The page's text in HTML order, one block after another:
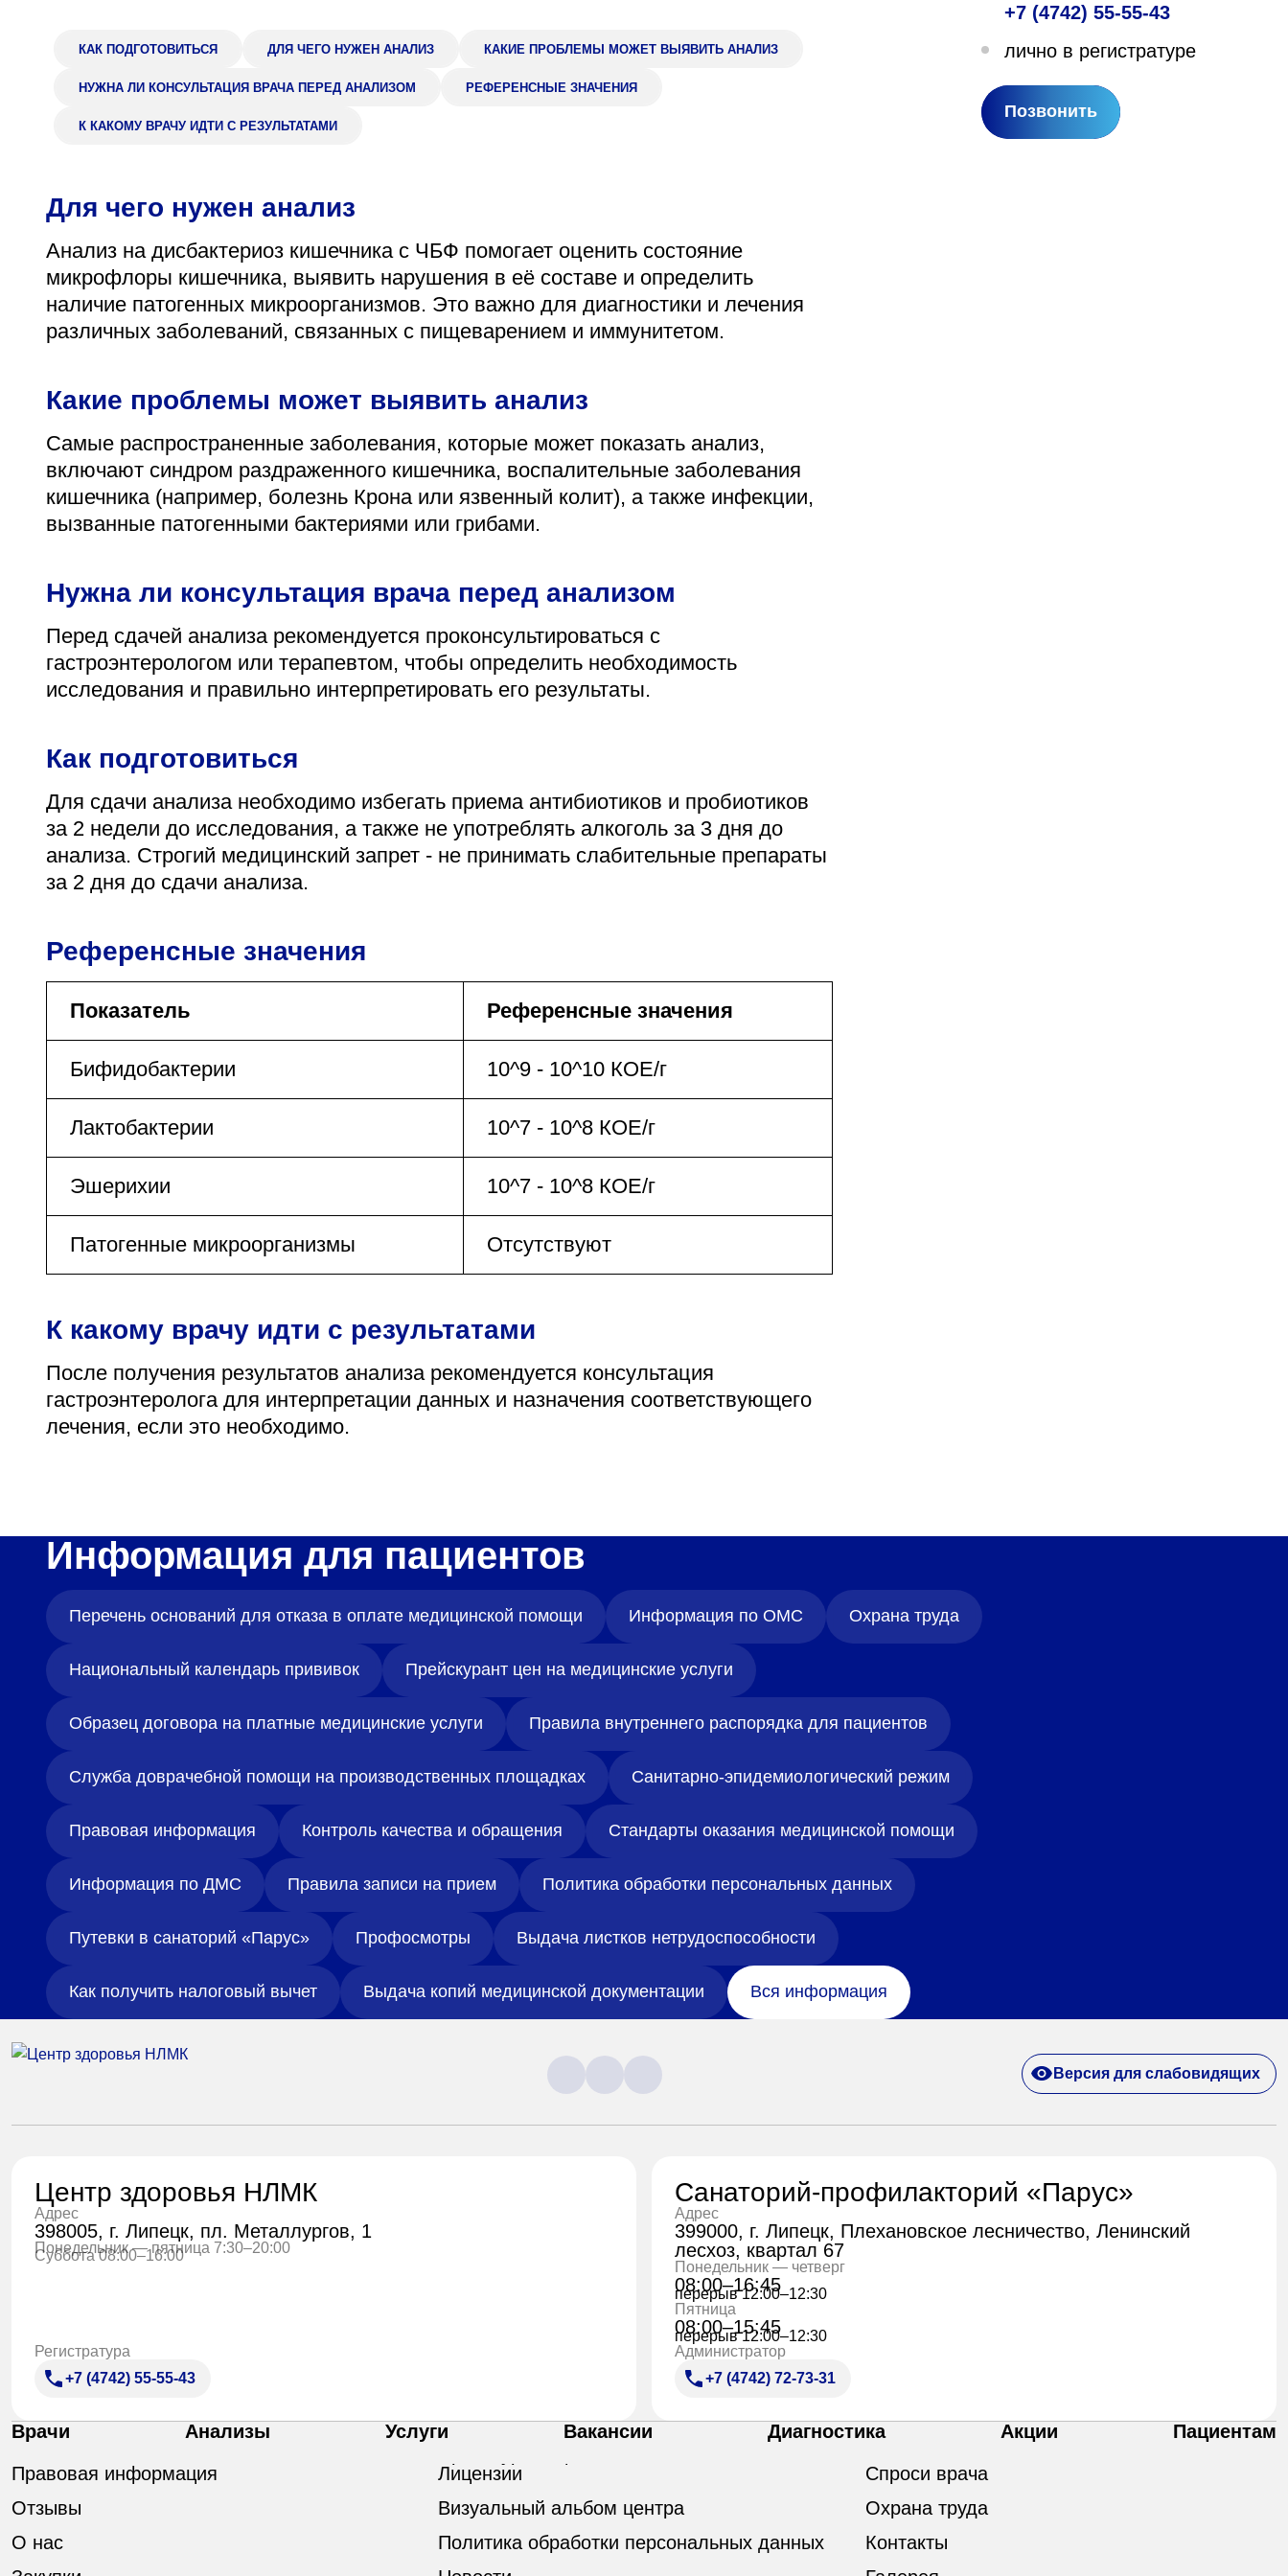
398005, г. Липецк, пл. Металлургов, 1
Регистратура
399000, г. Липецк, Плехановское лесничество,
КАК ПОДГОТОВИТЬСЯ ДЛЯ ЧЕГО НУЖЕН АНАЛИЗ КАКИЕ ПРОБЛЕМЫ МОЖЕТ ВЫЯВИТЬ АНАЛИЗ
НУЖНА ЛИ КОНСУЛЬТАЦИЯ ВРАЧА ПЕРЕД АНАЛИЗОМ РЕФЕРЕНСНЫЕ ЗНАЧЕНИЯ
К КАКОМУ ВРАЧУ ИДТИ С РЕЗУЛЬТАТАМИ
Для чего нужен анализ
Анализ на дисбактериоз кишечника с ЧБФ помогает оценить состояние
микрофлоры кишечника, выявить нарушения в её составе и определить
наличие патогенных микроорганизмов. Это важно для диагностики и лечения
различных заболеваний, связанных с пищеварением и иммунитетом.
Какие проблемы может выявить анализ
Самые распространенные заболевания, которые может показать анализ,
включают синдром раздраженного кишечника, воспалительные заболевания
кишечника (например, болезнь Крона или язвенный колит), а также инфекции,
вызванные патогенными бактериями или грибами.
Нужна ли консультация врача перед анализом
Перед сдачей анализа рекомендуется проконсультироваться с
гастроэнтерологом или терапевтом, чтобы определить необходимость
исследования и правильно интерпретировать его результаты.
Как подготовиться
Для сдачи анализа необходимо избегать приема антибиотиков и пробиотиков
за 2 недели до исследования, а также не употреблять алкоголь за 3 дня до
анализа. Строгий медицинский запрет - не принимать слабительные препараты
за 2 дня до сдачи анализа.
Референсные значения
Показатель Референсные значения
Бифидобактерии 10^9 - 10^10 КОЕ/г
Лактобактерии 10^7 - 10^8 КОЕ/г
Эшерихии 10^7 - 10^8 КОЕ/г
Патогенные микроорганизмы Отсутствуют
К какому врачу идти с результатами
После получения результатов анализа рекомендуется консультация
гастроэнтеролога для интерпретации данных и назначения соответствующего
лечения, если это необходимо.
+7 (4742) 55-55-43
лично в регистратуре
Позвонить
Информация для пациентов
Перечень оснований для отказа в оплате медицинской помощи Информация по ОМС Охрана труда
Национальный календарь прививок Прейскурант цен на медицинские услуги
Образец договора на платные медицинские услуги Правила внутреннего распорядка для пациентов
Служба доврачебной помощи на производственных площадках Санитарно-эпидемиологический режим
Правовая информация Контроль качества и обращения Стандарты оказания медицинской помощи
Информация по ДМС Правила записи на прием Политика обработки персональных данных
Путевки в санаторий «Парус» Профосмотры Выдача листков нетрудоспособности
Как получить налоговый вычет Выдача копий медицинской документации Вся информация
Версия для слабовидящих
Центр здоровья НЛМК
Адрес
398005, г. Липецк, пл. Металлургов, 1
Понедельник — пятница 7:30–20:00
Суббота 08:00–16:00
Регистратура
+7 (4742) 55-55-43
Санаторий-профилакторий «Парус»
Адрес
399000, г. Липецк, Плехановское лесничество, Ленинский
лесхоз, квартал 67
Понедельник — четверг
08:00–16:45
перерыв 12:00–12:30
Пятница
08:00–15:45
перерыв 12:00–12:30
Администратор
+7 (4742) 72-73-31
Врачи Анализы Услуги Вакансии Диагностика Акции
Пациентам
Правовая информация
Отзывы
О нас
Лицензии
Визуальный альбом центра
Политика обработки персональных данных
Спроси врача
Охрана труда
Контакты